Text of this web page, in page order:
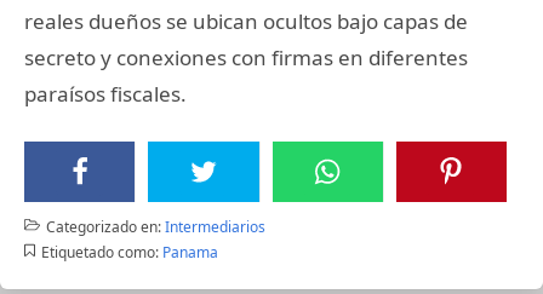
reales dueños se ubican ocultos bajo capas de
secreto y conexiones con firmas en diferentes
paraísos fiscales.
Categorizado en:Intermediarios
Etiquetado como: Panama